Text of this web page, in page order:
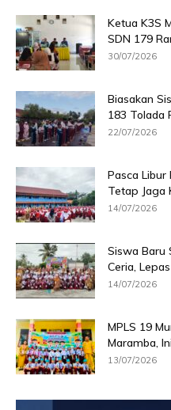
Ketua K3S
SDN 179
30/07/2026
Biasakan
183 Tolada
22/07/2026
Pasca Libur
Tetap Jaga
14/07/2026
Siswa Baru
Ceria,
14/07/2026
MPLS 19
Maramba,
13/07/2026